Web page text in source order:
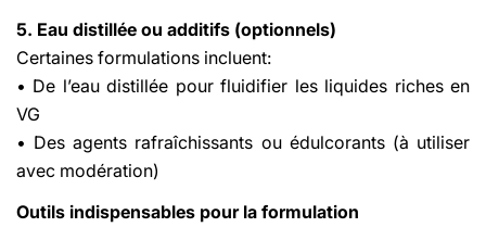
5. Eau distillée ou additifs (optionnels)
Certaines formulations incluent:
• De l’eau distillée pour fluidifier les liquides riches en
VG
• Des agents rafraîchissants ou édulcorants (à utiliser
avec modération)
Outils indispensables pour la formulation